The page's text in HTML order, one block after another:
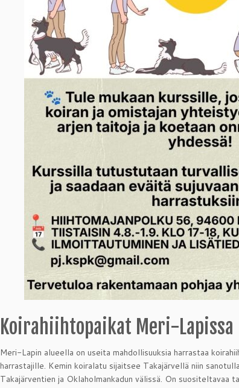
Koirahiihtopaikat Meri-Lapissa
Meri-Lapin alueella on useita mahdollisuuksia harrastaa
harrastajille. Kemin koiralatu sijaitsee Takajärvellä niin
Takajärventien ja Oklaholmankadun välissä. On